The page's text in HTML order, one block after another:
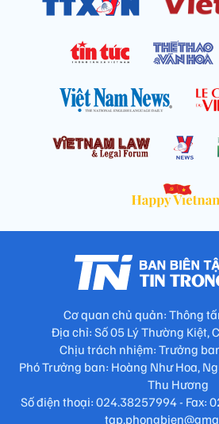
Cơ quan chủ quản: Thông
Địa chỉ: Số 05 Lý Thường Kiệt,
Chịu trách nhiệm: Trưởng
Phó Trưởng ban: Hoàng Như Hoa,
Thu Hương
Số điện thoại: 024.38257994 - Fax: